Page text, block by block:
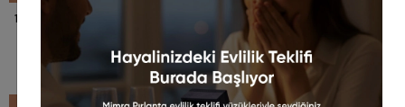
1.50 CT Damla Safir & Pırlanta
32.667,00 TL
29.400,00 TL
1.24 CT Damla Yakut & Pırlanta
Küpe
29.000,00 TL
27.000,00 TL